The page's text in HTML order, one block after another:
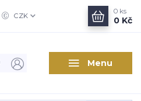
Menu
CZK
0 ks
0 Kč